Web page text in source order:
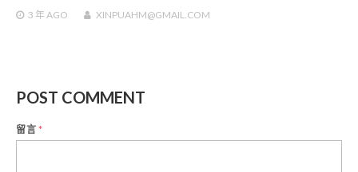
3 年AGO XINPUAHM@GMAIL.COM
POST COMMENT
留言*